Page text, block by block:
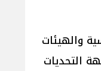
والهيئات
التحديات